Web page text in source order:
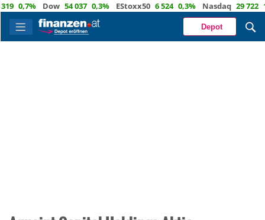
0,7% Dow 54 037 0,3% EStoxx50 6 524 0,3% Nasdaq 29 722
Depot